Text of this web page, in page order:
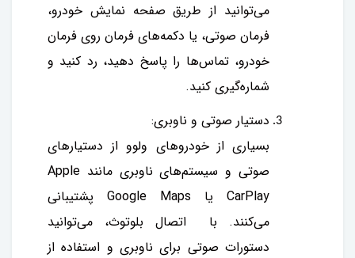
می‌توانید از طریق صفحه نمایش خودرو،
فرمان صوتی، یا دکمه‌های فرمان روی فرمان
خودرو، تماس‌ها را پاسخ دهید، رد کنید و
شماره‌گیری کنید.
دستیار صوتی و ناوبری:
بسیاری از خودروهای ولوو از دستیارهای
صوتی و سیستم‌های ناوبری مانند Apple
CarPlay یا Google Maps پشتیبانی
می‌کنند. با اتصال بلوتوث، می‌توانید
دستورات صوتی برای ناوبری و استفاده از